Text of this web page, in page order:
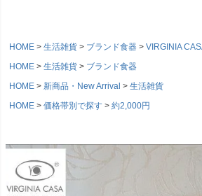
HOME 生活雑貨 ブランド食器
VIRGINIA
HOME
生活雑貨
ブランド食器
HOME
新商品・New Arrival
生活雑貨
HOME
価格帯別で探す 約2,000円